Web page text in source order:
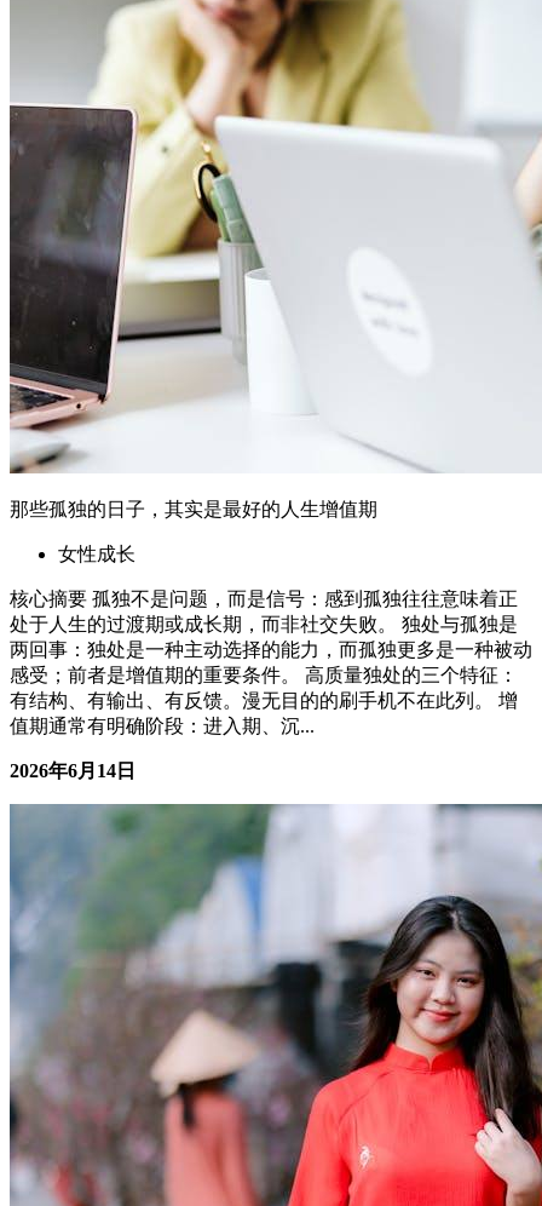
那些孤独的日子，其实是最好的人生增值期
女性成长
核心摘要 孤独不是问题，而是信号：感到孤独往往意味着正
处于人生的过渡期或成长期，而非社交失败。 独处与孤独是
两回事：独处是一种主动选择的能力，而孤独更多是一种被动
感受；前者是增值期的重要条件。 高质量独处的三个特征：
有结构、有输出、有反馈。漫无目的的刷手机不在此列。 增
值期通常有明确阶段：进入期、沉...
2026年6月14日